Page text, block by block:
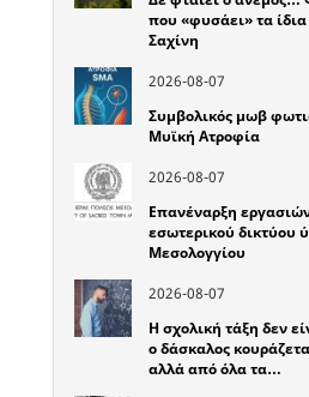
που «φυσάει» τα
Σαχίνη
2026-08-07
Συμβολικός μωβ
Μυϊκή Ατροφία
2026-08-07
Επανέναρξη
εσωτερικού δικτύου
Μεσολογγίου
2026-08-07
Η σχολική τάξη δεν
ο δάσκαλος
αλλά από όλα τα…